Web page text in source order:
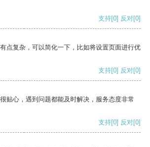
支持[0] 反对[0]
点复杂，可以简化一下，比如将设置页面进行优
支持[0] 反对[0]
贴心，遇到问题都能及时解决，服务态度非常
支持[0] 反对[0]